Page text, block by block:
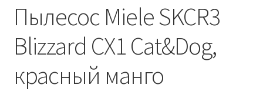
Пылесос Miele SKCR3
Blizzard CX1 Cat&Dog,
красный манго